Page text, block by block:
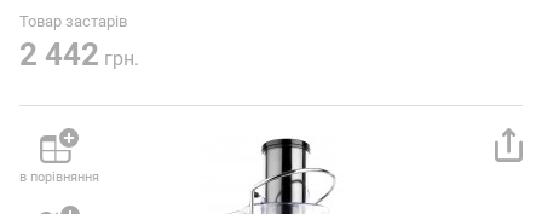
Товар застарів
2 442 грн.
в порівняння